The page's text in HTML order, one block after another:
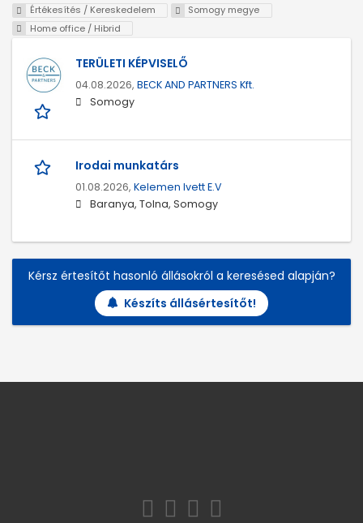
Értékesítés / Kereskedelem
Somogy megye
Home office / Hibrid
TERÜLETI KÉPVISELŐ
04.08.2026, BECK AND PARTNERS Kft.
Somogy
Irodai munkatárs
01.08.2026, Kelemen Ivett E.V
Baranya, Tolna, Somogy
Kérsz értesítőt hasonló állásokról a keresésed alapján?
Készíts állásértesítőt!